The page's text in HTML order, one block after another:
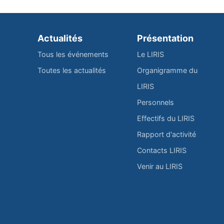
Actualités
Tous les événements
Toutes les actualités
Présentation
Le LIRIS
Organigramme du
LIRIS
Personnels
Effectifs du LIRIS
Rapport d'activité
Contacts LIRIS
Venir au LIRIS